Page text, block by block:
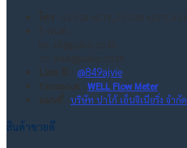
@849ajvie
WELL Flow Meter
บริษัท ปาโก้ เอ็นจิเนียริ่ง จำกัด
สินค้าขายดี